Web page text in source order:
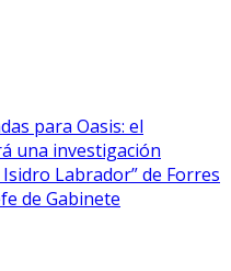
para Oasis: el
una investigación
Labrador” de Forres
de Gabinete